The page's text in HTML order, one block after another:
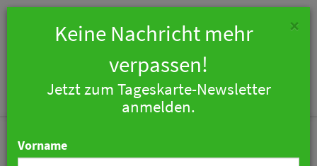
×
Keine Nachricht mehr
verpassen!
Jetzt zum Tageskarte-Newsletter
anmelden.
Vorname